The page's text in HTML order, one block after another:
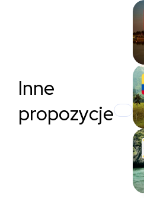
Inne
propozycje